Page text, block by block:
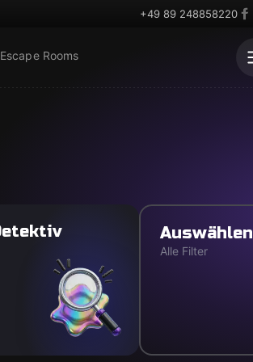
+49 89 248858220
Rooms
Auswählen
Alle Filter